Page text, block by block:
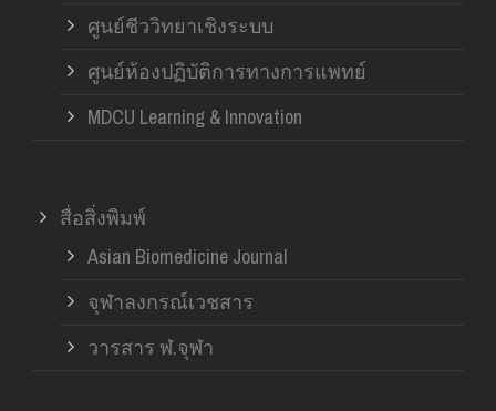
ศูนย์ชีววิทยาเชิงระบบ
ศูนย์ห้องปฏิบัติการทางการแพทย์
MDCU Learning & Innovation
สื่อสิ่งพิมพ์
Asian Biomedicine Journal
จุฬาลงกรณ์เวชสาร
วารสาร ฬ.จุฬา